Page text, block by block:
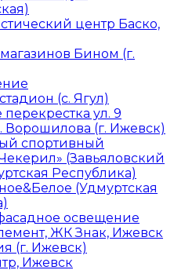
центр Баско,
Бином (г.
(с. Ягул)
ул. 9
Ворошилова (г. Ижевск)
спортивный
(Завьяловский
Республика)
(Удмуртская
освещение
ЖК Знак, Ижевск
(г. Ижевск)
Ижевск